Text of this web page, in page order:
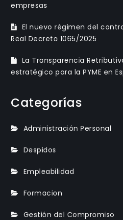
empresas
El nuevo régimen del
Real Decreto 1065/2025
La Transparencia
estratégico para la PYME en
Categorías
Administración Personal
Despidos
Empleabilidad
Formacion
Gestión del Compromiso